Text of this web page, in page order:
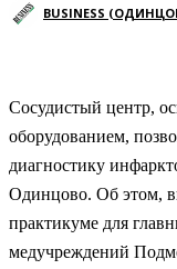
BUSINESS
Сосудистый центр,
оборудованием,
диагностику
Одинцово. Об этом,
практикуме для
медучреждений